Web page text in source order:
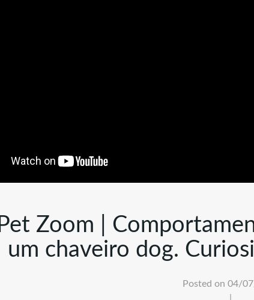
Pet Zoom |
um chaveiro dog.
Posted on 04/